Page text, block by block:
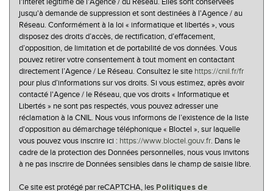
jusqu'à demande de suppression et sont destinées à l'Agence / au
Réseau. Conformément à la loi « informatique et libertés », vous
disposez des droits d’accès, de rectification, d’effacement,
d’opposition, de limitation et de portabilité de vos données. Vous
pouvez retirer votre consentement à tout moment en contactant
directement l’Agence / Le Réseau. Consultez le site https://cnil.fr/fr
pour plus d’informations sur vos droits. Si vous estimez, après avoir
contacté l'Agence / le Réseau, que vos droits « Informatique et
Libertés » ne sont pas respectés, vous pouvez adresser une
réclamation à la CNIL. Nous vous informons de l’existence de la liste
d'opposition au démarchage téléphonique « Bloctel », sur laquelle
vous pouvez vous inscrire ici : https://www.bloctel.gouv.fr . Dans le
cadre de la protection des Données personnelles, nous vous invitons
à ne pas inscrire de Données sensibles dans le champ de saisie libre.
Ce site est protégé par reCAPTCHA, les Politiques de